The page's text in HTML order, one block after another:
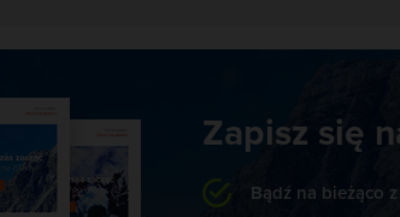
Zapisz się
Bądź na bieżąco